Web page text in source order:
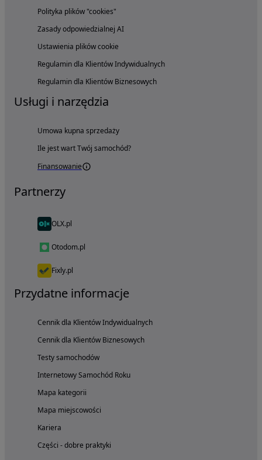
Polityka plików "cookies"
Zasady odpowiedzialnej AI
Ustawienia plików cookie
Regulamin dla Klientów Indywidualnych
Regulamin dla Klientów Biznesowych
Usługi i narzędzia
Umowa kupna sprzedaży
Ile jest wart Twój samochód?
Finansowanie
Partnerzy
OLX.pl
Otodom.pl
Fixly.pl
Przydatne informacje
Cennik dla Klientów Indywidualnych
Cennik dla Klientów Biznesowych
Testy samochodów
Internetowy Samochód Roku
Mapa kategorii
Mapa miejscowości
Kariera
Części - dobre praktyki